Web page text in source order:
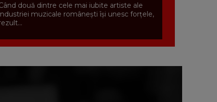
două dintre cele mai iubite artiste ale
muzicale românești își unesc forțele,